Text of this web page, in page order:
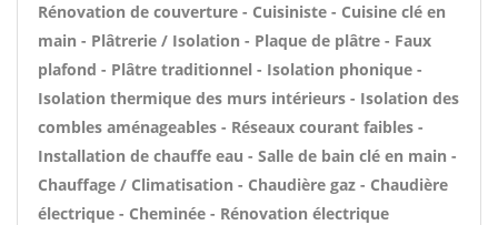
Rénovation de couverture - Cuisiniste - Cuisine clé en
main - Plâtrerie / Isolation - Plaque de plâtre - Faux
plafond - Plâtre traditionnel - Isolation phonique -
Isolation thermique des murs intérieurs - Isolation des
combles aménageables - Réseaux courant faibles -
Installation de chauffe eau - Salle de bain clé en main -
Chauffage / Climatisation - Chaudière gaz - Chaudière
électrique - Cheminée - Rénovation électrique